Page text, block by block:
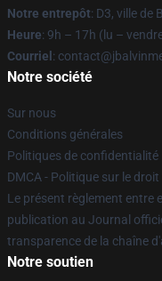
Notre entrepôt: D3, ville de
Heure: 9h – 17h (lu –
Courriel :
Notre société
Sur nous
Conditions générales
Politiques de confidentialité
DMCA - Politique sur le
Le présent règlement entre
publication au Journal
transparence de la chaîne
Notre soutien